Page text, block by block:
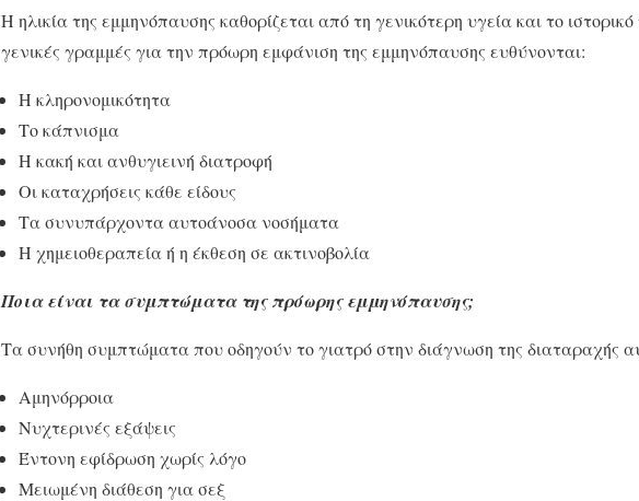
Η ηλικία της εμμηνόπαυσης καθορίζεται από τη γενικότερη υγεία και το
γενικές γραμμές για την πρόωρη εμφάνιση της εμμηνόπαυσης ευθύνονται:
Η κληρονομικότητα
Το κάπνισμα
Η κακή και ανθυγιεινή διατροφή
Οι καταχρήσεις κάθε είδους
Τα συνυπάρχοντα αυτοάνοσα νοσήματα
Η χημειοθεραπεία ή η έκθεση σε ακτινοβολία
Ποια είναι τα συμπτώματα της πρόωρης εμμηνόπαυσης;
Τα συνήθη συμπτώματα που οδηγούν το γιατρό στην διάγνωση της διαταραχής
Αμηνόρροια
Νυχτερινές εξάψεις
Έντονη εφίδρωση χωρίς λόγο
Μειωμένη διάθεση για σεξ